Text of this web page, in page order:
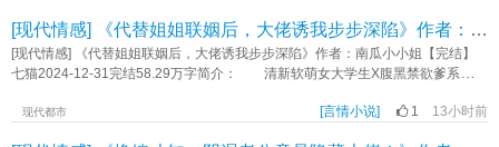
儿都会打酱油了。” 江家太子爷疯了，在机场拦截住抱着小粉团准备再次逃走
的秦婳，低声哽咽，“别走，不就是他的孩子吗，我要还不行？” 标签：破镜重
圆 HE 1V1 虐恋 甜宠 豪门总裁 都市 现代言情《被迫分手后我怀了前男友的崽》
[现代情感] 《代替姐姐联姻后，大佬诱我步步深陷》作者：南瓜小小姐【完结】
[现代情感] 《代替姐姐联姻后，大佬诱我步步深陷》作者：南瓜小小姐【完结】
七猫2024-12-31完结58.29万字简介： 清新软萌女大学生X腹黑禁欲爹系大
手链带在另一个女孩手上。 有替苏绵绵打抱不平的人问他，“这么多年，把苏
现代都市 [言情小说] 1 13小时前